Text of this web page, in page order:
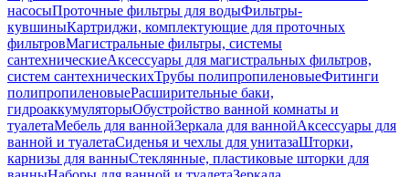
насосыПроточные фильтры для водыФильтры-
кувшиныКартриджи, комплектующие для проточных
фильтровМагистральные фильтры, системы
сантехническиеАксессуары для магистральных фильтров,
систем сантехническихТрубы полипропиленовыеФитинги
полипропиленовыеРасширительные баки,
гидроаккумуляторыОбустройство ванной комнаты и
туалетаМебель для ваннойЗеркала для ваннойАксессуары для
ванной и туалетаСиденья и чехлы для унитазаШторки,
карнизы для ванныСтеклянные, пластиковые шторки для